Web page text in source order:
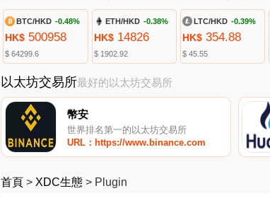
BTC/HKD -0.48%
HK$ 500958
$ 64299.6
ETH/HKD -0.38%
HK$14826
$ 1902.92
LTC/HKD -0.39%
HK$354.88
$ 45.55
以太坊交易所最好的以太坊交易所
幣安
世界排名第一的以太坊交易所
URL：https://www.binance.com
首頁 > XDC生態 > Plugin